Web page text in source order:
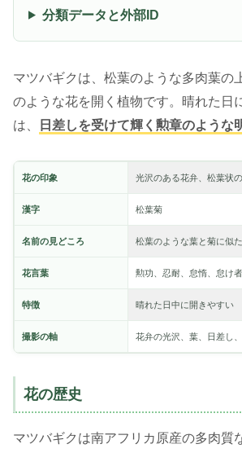
分類データと外部ID
マツバギクは、松葉のような多肉葉の
のような花を開く植物です。晴れた日
は、
日差しを受けて輝く勲章のような
花の印象 光沢のある花弁、松葉状
漢字 松葉菊
名前の見どころ 松葉のような葉と菊に似
花言葉 勲功、忍耐、怠惰、怠け
特徴 晴れた日中に開きやすい
撮影の軸 花弁の光沢、葉、日差し
花の歴史
マツバギクは南アフリカ原産の多肉質